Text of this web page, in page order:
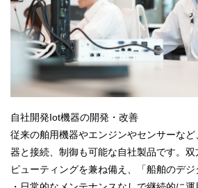
自社開発Iot機器の開発・改善
従来の舶用機器やエンジンやセンサーな
器と接続、制御も可能な自社製品です。
ピューティングを兼ね備え、「船舶のデジ